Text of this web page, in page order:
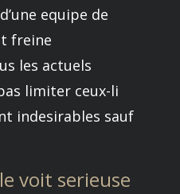
equipe de
freine
les actuels
limiter ceux-li
indesirables sauf
voit serieuse